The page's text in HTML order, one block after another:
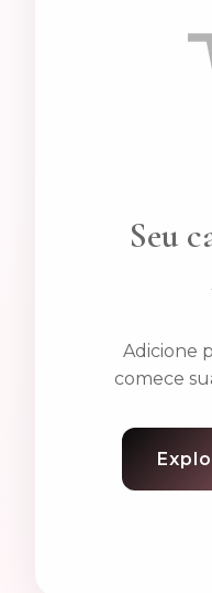
Seu
Adicione
comece